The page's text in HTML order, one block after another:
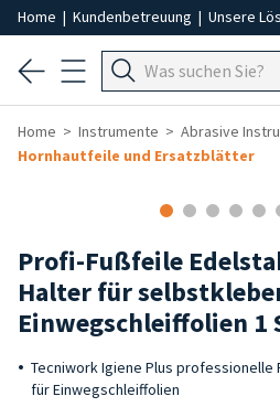
Home | Kundenbetreuung | Unsere
Home Instrumente
Abrasive
Hornhautfeile und Ersatzblätter
Profi-Fußfeile
Halter für
Einwegschleiffolien 1
Tecniwork Igiene Plus
für Einwegschleiffolien